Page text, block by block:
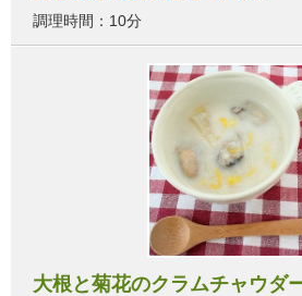
調理時間：10分
大根と菊花のクラムチャウダ